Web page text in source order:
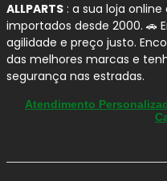
ALLPARTS : a sua loja
importados desde 2000. 🚗
agilidade e preço justo.
das melhores marcas e
segurança nas estradas.
Atendimento